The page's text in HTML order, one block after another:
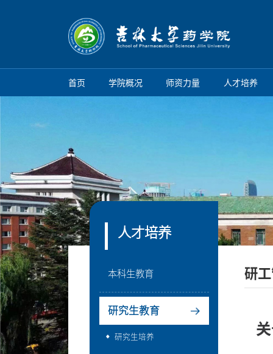
首页 学院概况 师资力量 人才培养
人才培养
本科生教育
研究生教育
研究生培养
研